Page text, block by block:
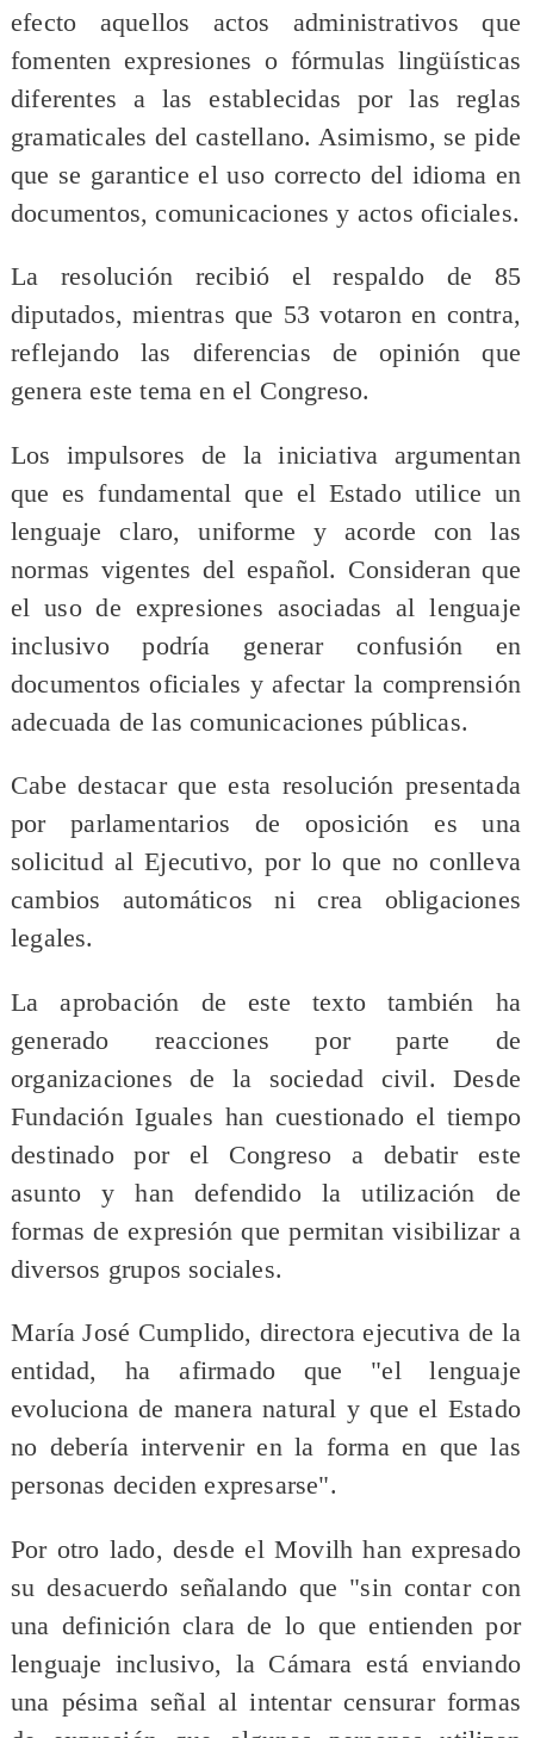
efecto aquellos actos administrativos que
fomenten expresiones o fórmulas lingüísticas
diferentes a las establecidas por las reglas
gramaticales del castellano. Asimismo, se pide
que se garantice el uso correcto del idioma en
documentos, comunicaciones y actos oficiales.
La resolución recibió el respaldo de 85
diputados, mientras que 53 votaron en contra,
reflejando las diferencias de opinión que
genera este tema en el Congreso.
Los impulsores de la iniciativa argumentan
que es fundamental que el Estado utilice un
lenguaje claro, uniforme y acorde con las
normas vigentes del español. Consideran que
el uso de expresiones asociadas al lenguaje
inclusivo podría generar confusión en
documentos oficiales y afectar la comprensión
adecuada de las comunicaciones públicas.
Cabe destacar que esta resolución presentada
por parlamentarios de oposición es una
solicitud al Ejecutivo, por lo que no conlleva
cambios automáticos ni crea obligaciones
legales.
La aprobación de este texto también ha
generado reacciones por parte de
organizaciones de la sociedad civil. Desde
Fundación Iguales han cuestionado el tiempo
destinado por el Congreso a debatir este
asunto y han defendido la utilización de
formas de expresión que permitan visibilizar a
diversos grupos sociales.
María José Cumplido, directora ejecutiva de la
entidad, ha afirmado que "el lenguaje
evoluciona de manera natural y que el Estado
no debería intervenir en la forma en que las
personas deciden expresarse".
Por otro lado, desde el Movilh han expresado
su desacuerdo señalando que "sin contar con
una definición clara de lo que entienden por
lenguaje inclusivo, la Cámara está enviando
una pésima señal al intentar censurar formas